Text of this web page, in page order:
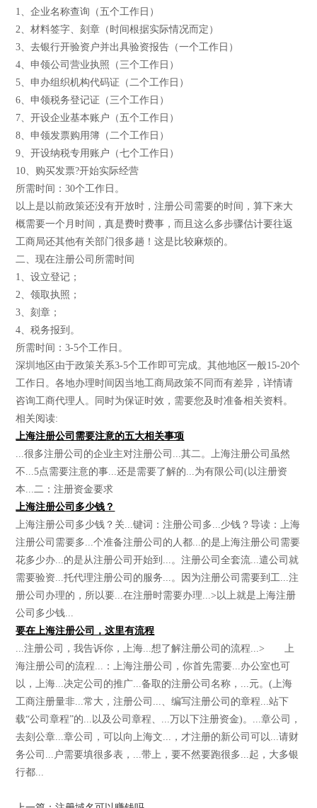
1、企业名称查询（五个工作日）
2、材料签字、刻章（时间根据实际情况而定）
3、去银行开验资户并出具验资报告（一个工作日）
4、申领公司营业执照（三个工作日）
5、申办组织机构代码证（二个工作日）
6、申领税务登记证（三个工作日）
7、开设企业基本账户（五个工作日）
8、申领发票购用簿（二个工作日）
9、开设纳税专用账户（七个工作日）
10、购买发票?开始实际经营
所需时间：30个工作日。
以上是以前政策还没有开放时，注册公司需要的时间，算下来大
概需要一个月时间，真是费时费事，而且这么多步骤估计要往返
工商局还其他有关部门很多趟！这是比较麻烦的。
二、现在注册公司所需时间
1、设立登记；
2、领取执照；
3、刻章；
4、税务报到。
所需时间：3-5个工作日。
深圳地区由于政策关系3-5个工作即可完成。其他地区一般15-20个
工作日。各地办理时间因当地工商局政策不同而有差异，详情请
咨询工商代理人。同时为保证时效，需要您及时准备相关资料。
相关阅读:
上海注册公司需要注意的五大相关事项
...很多注册公司的企业主对注册公司...其二。上海注册公司虽然
不...5点需要注意的事...还是需要了解的...为有限公司(以注册资
本...二：注册资金要求
上海注册公司多少钱？
上海注册公司多少钱？关...键词：注册公司多...少钱？导读：上海
注册公司需要多...个准备注册公司的人都...的是上海注册公司需要
花多少办...的是从注册公司开始到...。注册公司全套流...遣公司就
需要验资...托代理注册公司的服务...。因为注册公司需要到工...注
册公司办理的，所以要...在注册时需要办理...>以上就是上海注册
公司多少钱...
要在上海注册公司，这里有流程
...注册公司，我告诉你，上海...想了解注册公司的流程...> 上
海注册公司的流程...：上海注册公司，你首先需要...办公室也可
以，上海...决定公司的推广...备取的注册公司名称，...元。(上海
工商注册量非...常大，注册公司...、编写注册公司的章程...站下
载“公司章程”的...以及公司章程、...万以下注册资金)。...章公司，
去刻公章...章公司，可以向上海文...，才注册的新公司可以...请财
务公司...户需要填很多表，...带上，要不然要跑很多...起，大多银
行都...